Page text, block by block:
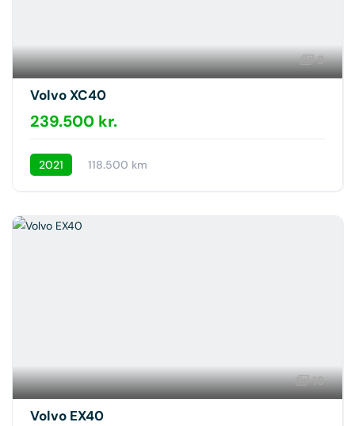
9
Volvo XC40
239.500 kr.
2021 118.500 km
19
Volvo EX40